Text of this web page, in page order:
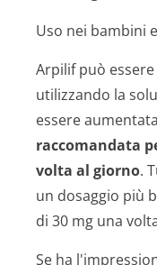
Uso nei bambini
Arpilif può
utilizzando la
essere
raccomandata
volta al giorno.
un dosaggio più
di 30 mg una
Se ha